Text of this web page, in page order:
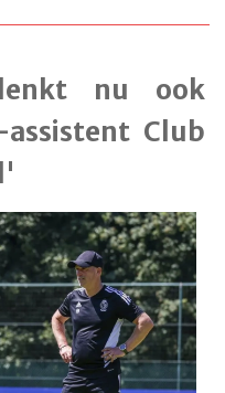
nu ook
Club